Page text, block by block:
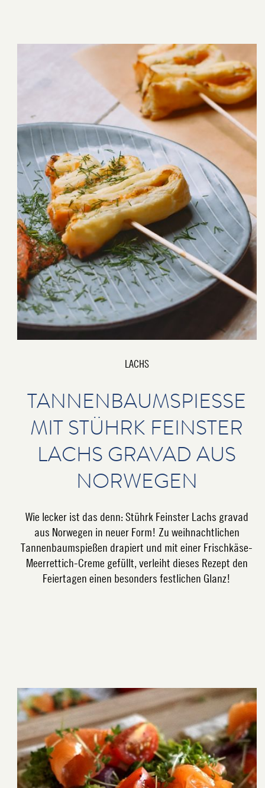
LACHS
TANNENBAUMSPIESSE M
IT STÜHRK FEINSTER L
ACHS GRAVAD AUS N
ORWEGEN
Wie lecker ist das denn: Stührk Feinster Lachs gravad
aus Norwegen in neuer Form! Zu weihnachtlichen
Tannenbaumspießen drapiert und mit einer Frischkäse-
Meerrettich-Creme gefüllt, verleiht dieses Rezept den
Feiertagen einen besonders festlichen Glanz!